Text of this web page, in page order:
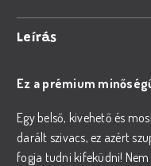
Leírás
Ez a prémium
Egy belső, kivehető és
darált szivacs, ez azért
fogja tudni kifeküdni!